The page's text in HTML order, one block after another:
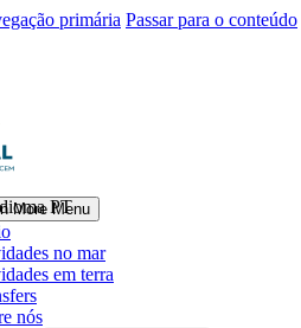
primária Passar para o conteúdo
More Menu
no mar
em terra
nós
PT